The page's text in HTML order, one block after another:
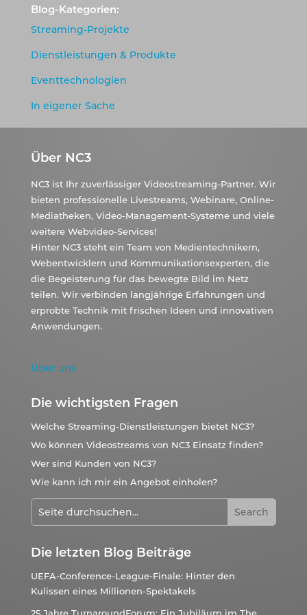
Blog-Kategorien:
Streaming-Projekte
Dienstleistungen & Produkte
Eventtechnologien
In eigener Sache
Über NC3
NC3 ist Ihr zuverlässiger Videostreaming-Partner. Wir
bieten professionelle Livestreams, Webinare, Online-
Mediatheken, Video-Management-Systeme und viele
weitere Webvideo-Services!
Hinter NC3 steht ein Team von Medientechnikern,
Webentwicklern und Kommunikationsexperten, die
die Begeisterung für das bewegte Bild im Netz
teilen. Wir verbinden langjährige Erfahrungen und
erprobte Technik mit frischen Ideen und innovativen
Anwendungen.
Über uns
Die wichtigsten Fragen
Welche Streaming-Dienstleistungen bietet NC3?
Wo können Videostreams von NC3 Einsatz finden?
Wer sind Kunden von NC3?
Wie kann ich mir ein Angebot einholen?
Die letzten Blog Beiträge
UEFA-Conference-League-Finale: Hinter den
Kulissen eines Millionen-Spektakels